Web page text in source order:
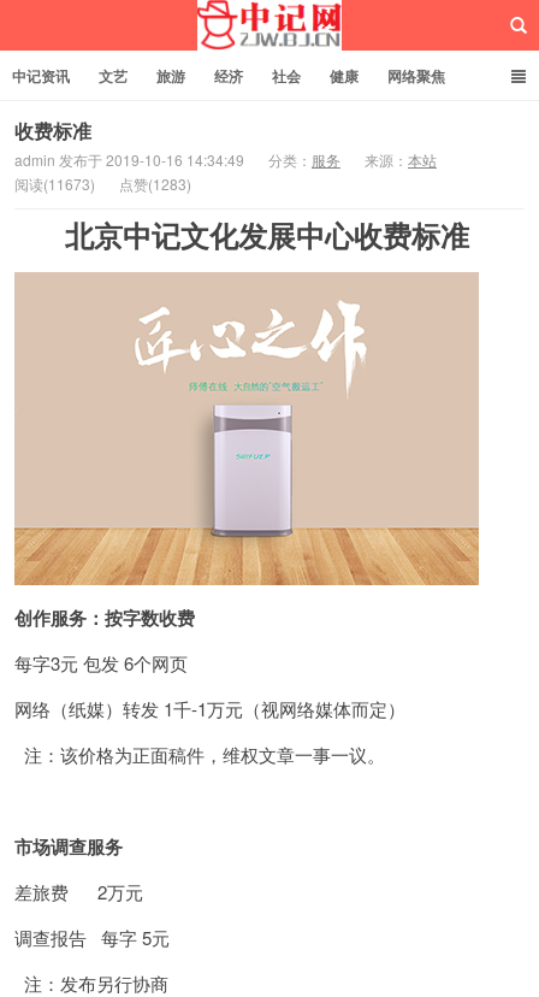
中记资讯 文艺 旅游 经济 社会 健康 网络聚焦
企业管理
收费标准
admin 发布于 2019-10-16 14:34:49 分类： 服务 来源： 本站
阅读(11673)
点赞(1283)
北京中记文化发展中心收费标准
创作服务： 按字数收费
每字3元 包发 6个网页
网络（纸媒）转发 1千-1万元（视网络媒体而定）
注：该价格为正面稿件，维权文章一事一议。
市场调查服务
差旅费 2万元
调查报告 每字 5元
注：发布另行协商